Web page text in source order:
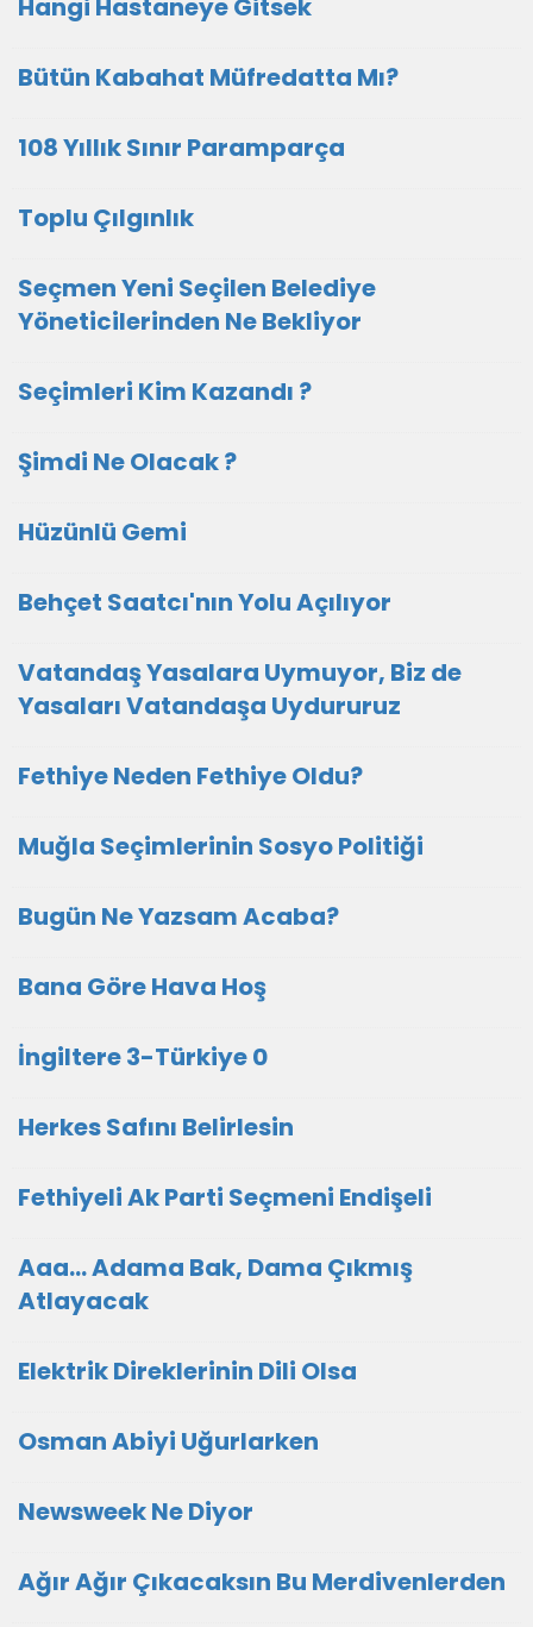
Hangi Hastaneye Gitsek
Bütün Kabahat Müfredatta Mı?
108 Yıllık Sınır Paramparça
Toplu Çılgınlık
Seçmen Yeni Seçilen Belediye
Yöneticilerinden Ne Bekliyor
Seçimleri Kim Kazandı ?
Şimdi Ne Olacak ?
Hüzünlü Gemi
Behçet Saatcı'nın Yolu Açılıyor
Vatandaş Yasalara Uymuyor, Biz de
Yasaları Vatandaşa Uydururuz
Fethiye Neden Fethiye Oldu?
Muğla Seçimlerinin Sosyo Politiği
Bugün Ne Yazsam Acaba?
Bana Göre Hava Hoş
İngiltere 3-Türkiye 0
Herkes Safını Belirlesin
Fethiyeli Ak Parti Seçmeni Endişeli
Aaa... Adama Bak, Dama Çıkmış
Atlayacak
Elektrik Direklerinin Dili Olsa
Osman Abiyi Uğurlarken
Newsweek Ne Diyor
Ağır Ağır Çıkacaksın Bu Merdivenlerden